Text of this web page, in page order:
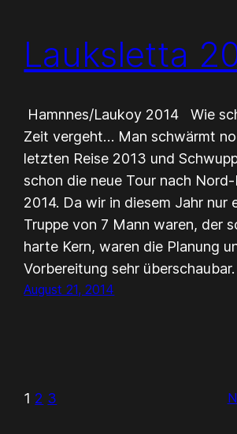
Lauksletta
Hamnnes/Laukoy 2014 Wie
Zeit vergeht… Man schwärmt
letzten Reise 2013 und
schon die neue Tour nach
2014. Da wir in diesem Jahr nur
Truppe von 7 Mann waren, der
harte Kern, waren die Planung
Vorbereitung sehr
August 21, 2014
1 2 3